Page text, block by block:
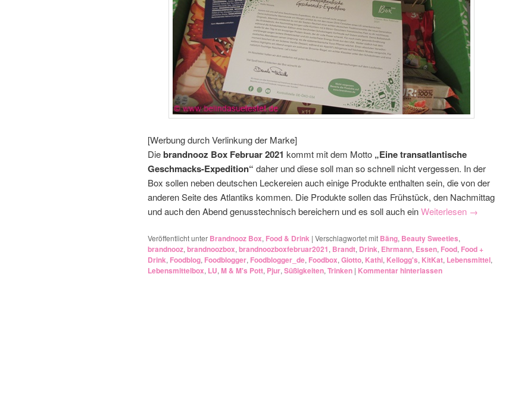
[Werbung durch Verlinkung der Marke]
Diebrandnooz Box Februar 2021 kommt mit dem Motto „Eine transatlantische
Geschmacks-Expedition“ daher und diese soll man so schnell nicht vergessen. In der
Box sollen neben deutschen Leckereien auch einige Produkte enthalten sein, die von der
anderen Seite des Atlantiks kommen. Die Produkte sollen das Frühstück, den Nachmittag
und auch den Abend genusstechnisch bereichern und es soll auch einWeiterlesen →
Veröffentlicht unter Brandnooz Box, Food & Drink | Verschlagwortet mit Bäng, Beauty Sweeties,
brandnooz, brandnoozbox, brandnoozboxfebruar2021, Brandt, Drink, Ehrmann, Essen, Food, Food +
Drink, Foodblog, Foodblogger, Foodblogger_de, Foodbox, Giotto, Kathi, Kellogg's, KitKat, Lebensmittel,
Lebensmittelbox, LU, M & M's Pott, Pjur, Süßigkeiten, Trinken | Kommentar hinterlassen